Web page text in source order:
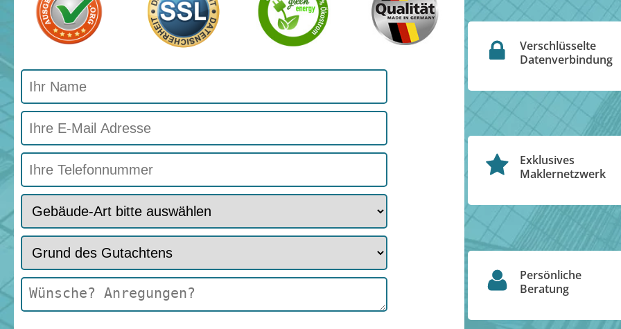
Verschlüsselte
Datenverbindung
Exklusives
Maklernetzwerk
Persönliche
Beratung